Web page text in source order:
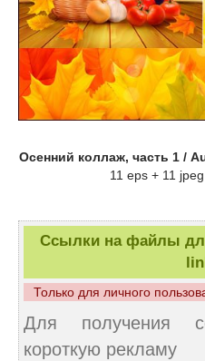
Осенний коллаж, часть 1 /
11 eps + 11
Ссылки на файлы
Только для личного
Для получения
короткую рекламу